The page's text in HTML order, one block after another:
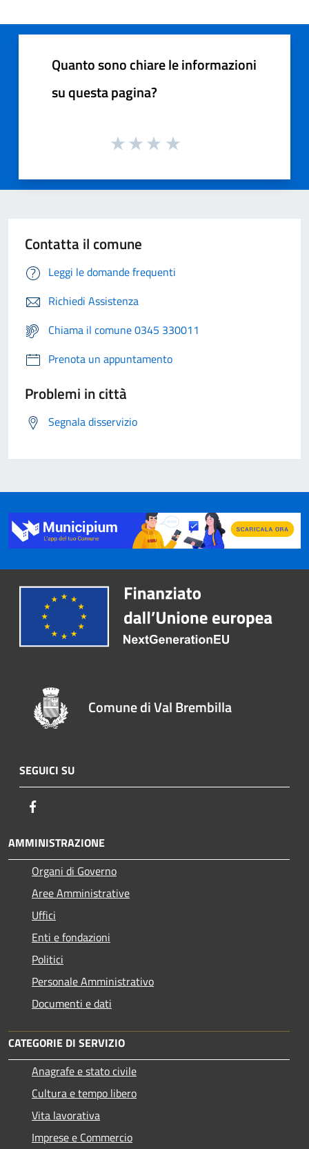
Quanto sono chiare le informazioni
su questa pagina?
Contatta il comune
Leggi le domande frequenti
Richiedi Assistenza
Chiama il comune 0345 330011
Prenota un appuntamento
Problemi in città
Segnala disservizio
Comune di Val Brembilla
SEGUICI SU
AMMINISTRAZIONE
Organi di Governo
Aree Amministrative
Uffici
Enti e fondazioni
Politici
Personale Amministrativo
Documenti e dati
CATEGORIE DI SERVIZIO
Anagrafe e stato civile
Cultura e tempo libero
Vita lavorativa
Imprese e Commercio